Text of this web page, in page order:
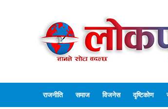
राजनीति समाज विजनेस दृष्टिकोण